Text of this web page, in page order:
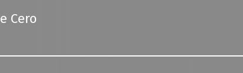
Cero